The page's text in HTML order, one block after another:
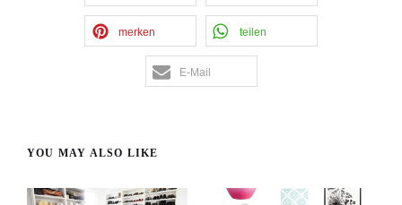
merken teilen
E-Mail
YOU MAY ALSO LIKE